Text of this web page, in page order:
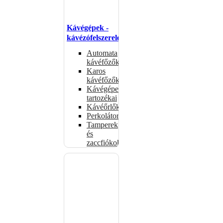
Kávégépek -
kávézófelszerelés
Automata
kávéfőzők
Karos
kávéfőzők
Kávégépek
tartozékai
Kávéőrlők
Perkolátorok
Tamperek
és
zaccfiókok